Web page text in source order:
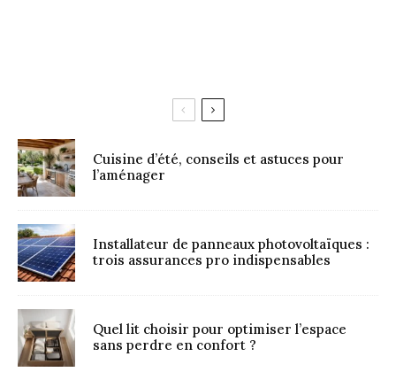
Cuisine d’été, conseils et astuces pour
l’aménager
Installateur de panneaux photovoltaïques :
trois assurances pro indispensables
Quel lit choisir pour optimiser l’espace
sans perdre en confort ?